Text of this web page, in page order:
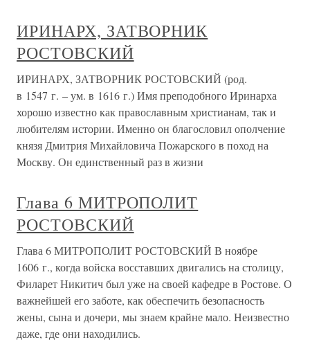
ИРИНАРХ, ЗАТВОРНИК
РОСТОВСКИЙ
ИРИНАРХ, ЗАТВОРНИК РОСТОВСКИЙ (род.
в 1547 г. – ум. в 1616 г.) Имя преподобного Иринарха
хорошо известно как православным христианам, так и
любителям истории. Именно он благословил ополчение
князя Дмитрия Михайловича Пожарского в поход на
Москву. Он единственный раз в жизни
Глава 6 МИТРОПОЛИТ
РОСТОВСКИЙ
Глава 6 МИТРОПОЛИТ РОСТОВСКИЙ В ноябре
1606 г., когда войска восставших двигались на столицу,
Филарет Никитич был уже на своей кафедре в Ростове. О
важнейшей его заботе, как обеспечить безопасность
жены, сына и дочери, мы знаем крайне мало. Неизвестно
даже, где они находились.